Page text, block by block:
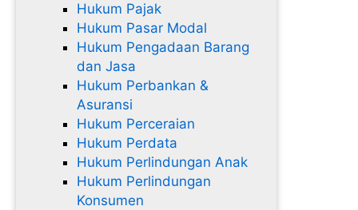
Hukum Pajak
Hukum Pasar Modal
Hukum Pengadaan Barang
dan Jasa
Hukum Perbankan &
Asuransi
Hukum Perceraian
Hukum Perdata
Hukum Perlindungan Anak
Hukum Perlindungan
Konsumen